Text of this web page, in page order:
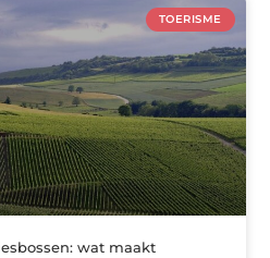
TOERISME
wat maakt